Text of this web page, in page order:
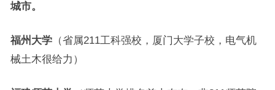
城市。
福州大学（省属211工科强校，厦门大学子校，电气机
械土木很给力）